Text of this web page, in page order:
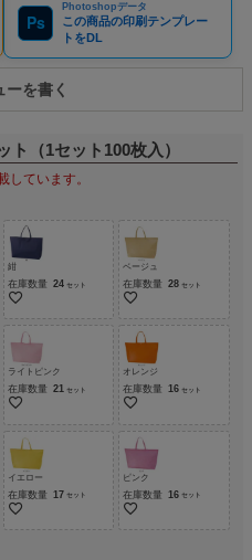
Ps
Photoshopデータ
この商品の印刷テンプレー
トをDL
ーを書く
（1セット100枚入）
ています。
紺
在庫数量 24
ベージュ
在庫数量 28
ライトピンク
在庫数量 21
オレンジ
在庫数量 16
イエロー
在庫数量 17
ピンク
在庫数量 16